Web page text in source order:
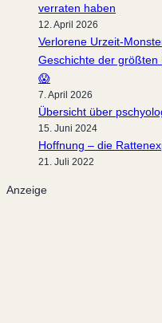
verraten haben
12. April 2026
Verlorene Urzeit-
Geschichte der größten
😱
7. April 2026
Übersicht über
15. Juni 2024
Hoffnung – die
21. Juli 2022
Anzeige